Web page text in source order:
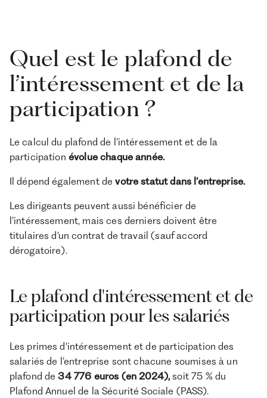
Quel est le plafond de
l’intéressement et de la
participation ?
Le calcul du plafond de l’intéressement et de la
participation évolue chaque année.
Il dépend également devotre statut dans l’entreprise.
Les dirigeants peuvent aussi bénéficier de
l’intéressement, mais ces derniers doivent être
titulaires d’un contrat de travail (sauf accord
dérogatoire).
Le plafond d'intéressement et de
participation pour les salariés
Les primes d'intéressement et de participation des
salariés de l’entreprise sont chacune soumises à un
plafond de34 776 euros (en 2024), soit 75 % du
Plafond Annuel de la Sécurité Sociale (PASS).